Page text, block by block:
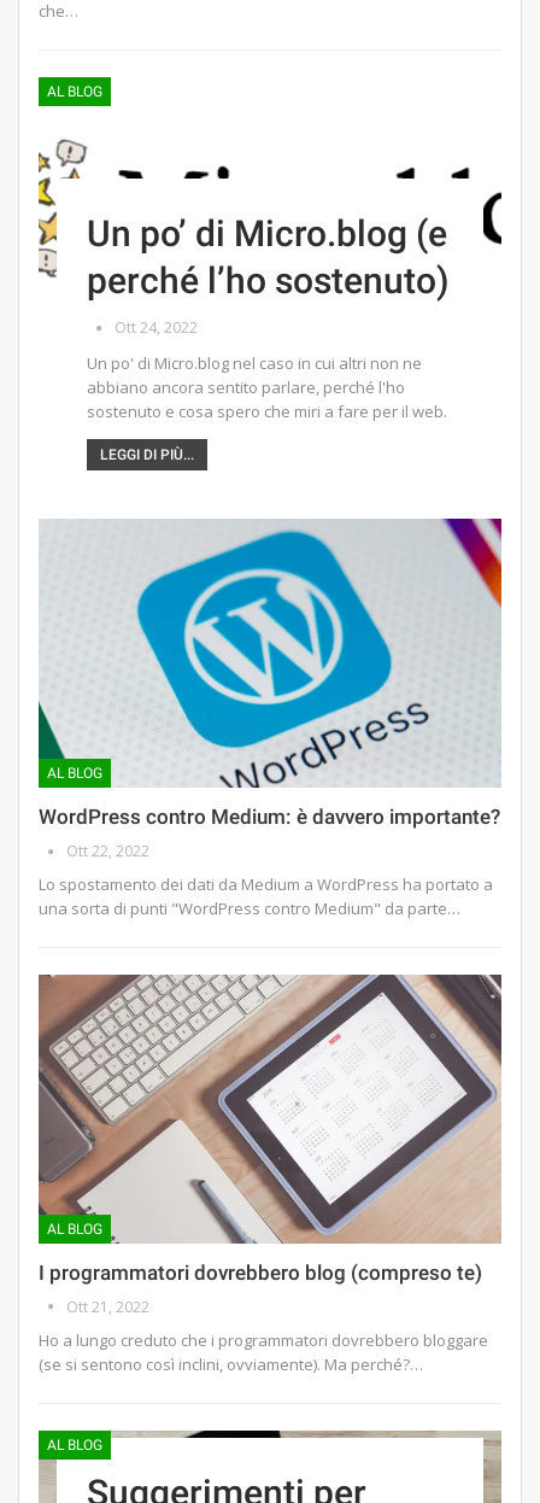
che…
AL BLOG
Un po’ di Micro.blog (e
perché l’ho sostenuto)
Ott 24, 2022
Un po' di Micro.blog nel caso in cui altri non ne
abbiano ancora sentito parlare, perché l'ho
sostenuto e cosa spero che miri a fare per il web.
LEGGI DI PIÙ...
AL BLOG
WordPress contro Medium: è davvero importante?
Ott 22, 2022
Lo spostamento dei dati da Medium a WordPress ha portato a
una sorta di punti "WordPress contro Medium" da parte…
AL BLOG
I programmatori dovrebbero blog (compreso te)
Ott 21, 2022
Ho a lungo creduto che i programmatori dovrebbero bloggare
(se si sentono così inclini, ovviamente). Ma perché?…
AL BLOG
Suggerimenti per